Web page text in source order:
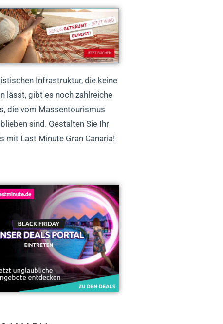
Infrastruktur, die keine
lässt, gibt es noch zahlreiche
die vom Massentourismus
sind. Gestalten Sie Ihr
mit Last Minute Gran Canaria!